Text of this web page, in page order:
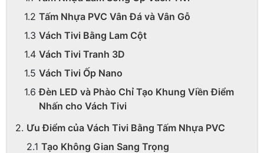
Tấm Nhựa PVC Vân Đá và Vân Gỗ
Vách Tivi Bằng Lam Cột
Vách Tivi Tranh 3D
Vách Tivi Ốp Nano
Đèn LED và Phào Chỉ Tạo Khung Viền Điểm
Nhấn cho Vách Tivi
Ưu Điểm của Vách Tivi Bằng Tấm Nhựa PVC
Tạo Không Gian Sang Trọng